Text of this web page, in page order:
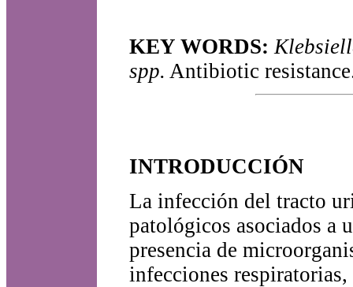
KEY WORDS:
spp. Antibiotic
INTRODUCCIÓN
La infección del tracto
patológicos asociados a
presencia de
infecciones